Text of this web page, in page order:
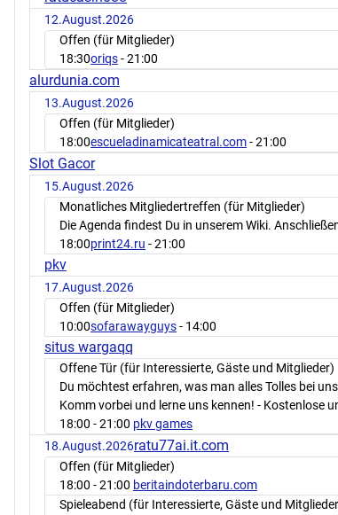
12.August.2026
Offen (für Mitglieder)
18:30oriqs- 21:00
alurdunia.com
13.August.2026
Offen (für Mitglieder)
18:00escueladinamicateatral.com- 21:00
Slot Gacor
15.August.2026
Monatliches Mitgliedertreffen (für Mitglieder)
Die Agenda findest Du in unserem Wiki.
18:00print24.ru - 21:00
pkv
17.August.2026
Offen (für Mitglieder)
10:00sofarawayguys- 14:00
situs wargaqq
Offene Tür (für Interessierte, Gäste und Mitglieder)
Du möchtest erfahren, was man alles Tolles bei
Komm vorbei und lerne uns kennen! - Kostenlose
18:00 - 21:00 pkv games
18.August.2026ratu77ai.it.com
Offen (für Mitglieder)
18:00 - 21:00 beritaindoterbaru.com
Spieleabend (für Interessierte, Gäste und